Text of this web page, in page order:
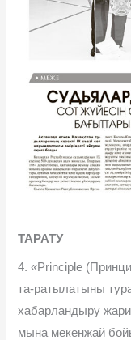
ТАРАТУ
4. «Principle
та-ратылатыны
хабарландыру
мына мекенжай